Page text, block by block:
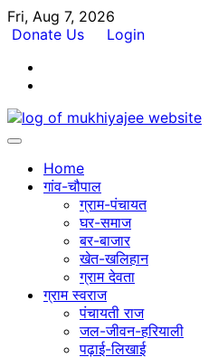
Skip
to
Fri, Aug 7, 2026
Donate Us
Login
Home
गांव-चौपाल
ग्राम-पंचायत
घर-समाज
बर-बाजार
खेत-खलिहान
ग्राम देवता
ग्राम स्वराज
पंचायती राज
जल-जीवन-हरियाली
पढ़ाई-लिखाई